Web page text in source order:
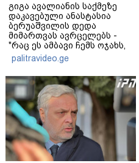
გიგა ავალიანის საქმეზე
დაკავებული ანასტასია
ბერუაშვილის დედა
მიმართვას ავრცელებს -
"რაც ეს ამბავი ჩემს ოჯახს,
ჩემს ანასტასიას გადახდა
თავს, მის მერე მე მე არ
ვარ"
palitravideo.ge